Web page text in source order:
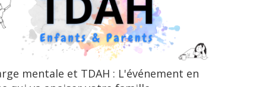
mentale et TDAH : L'événement en